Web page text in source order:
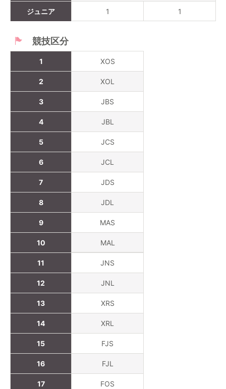
ジュニア 1 1
競技区分
1
2
3
4
5
6
7
8
9
10
XOS
XOL
JBS
JBL
JCS
JCL
JDS
JDL
MAS
MAL
11
12
13
14
15
16
17
JNS
JNL
XRS
XRL
FJS
FJL
FOS